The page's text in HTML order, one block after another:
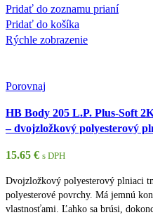
Pridať do zoznamu prianí
Pridať do košíka
Rýchle zobrazenie
Porovnaj
HB Body 205 L.P. Plus-Soft
– dvojzložkový polyesterový
15.65 € s DPH
Dvojzložkový polyesterový plniaci
polyesterové povrchy. Má jemnú
vlastnosťami. Ľahko sa brúsi,